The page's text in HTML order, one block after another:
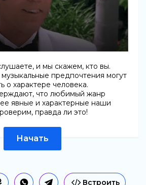
и мы скажем, кто вы.
музыкальные предпочтения могут
о характере человека.
что любимый жанр
явные и характерные наши
правда ли это!
Начать
Встроить